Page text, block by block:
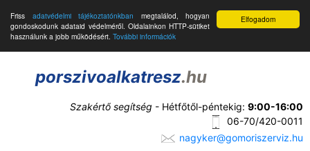
Elfogadom
Friss adatvédelmi tájékoztatónkban megtalálod, hogyan
gondoskodunk adataid védelméről. Oldalainkon HTTP-sütiket
használunk a jobb működésért. További információk
porszivoalkatresz.hu
Szakértő segítség - Hétfőtől-péntekig: 9:00-16:00
06-70/420-0011
nagyker@gomoriszerviz.hu